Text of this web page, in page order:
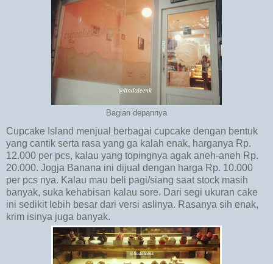
Bagian depannya
Cupcake Island menjual berbagai cupcake dengan bentuk
yang cantik serta rasa yang ga kalah enak, harganya Rp.
12.000 per pcs, kalau yang topingnya agak aneh-aneh Rp.
20.000. Jogja Banana ini dijual dengan harga Rp. 10.000
per pcs nya. Kalau mau beli pagi/siang saat stock masih
banyak, suka kehabisan kalau sore. Dari segi ukuran cake
ini sedikit lebih besar dari versi aslinya. Rasanya sih enak,
krim isinya juga banyak.